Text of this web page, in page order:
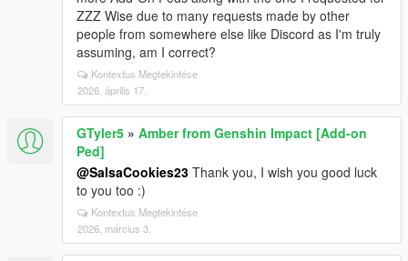
ZZZ Wise due to many requests made by other
people from somewhere else like Discord as I'm truly
assuming, am I correct?
Kontextus Megtekintése
2026. április 17.
GTyler5 » Amber from Genshin Impact [Add-on
Ped]
@SalsaCookies23 Thank you, I wish you good luck
to you too :)
Kontextus Megtekintése
2026. március 3.